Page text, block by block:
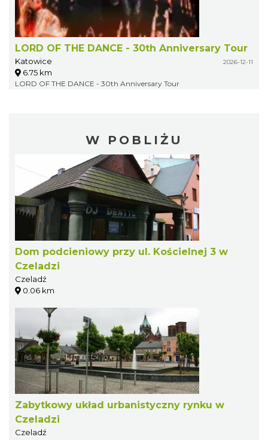
LORD OF THE DANCE - 30th Anniversary Tour
Katowice 2026-12-11
6.75 km
LORD OF THE DANCE - 30th Anniversary Tour
W POBLIŻU
Dom podcieniowy przy ul. Kościelnej 3 w
Czeladzi
Czeladź
0.06 km
Zabytkowy układ urbanistyczny rynku w
Czeladzi
Czeladź